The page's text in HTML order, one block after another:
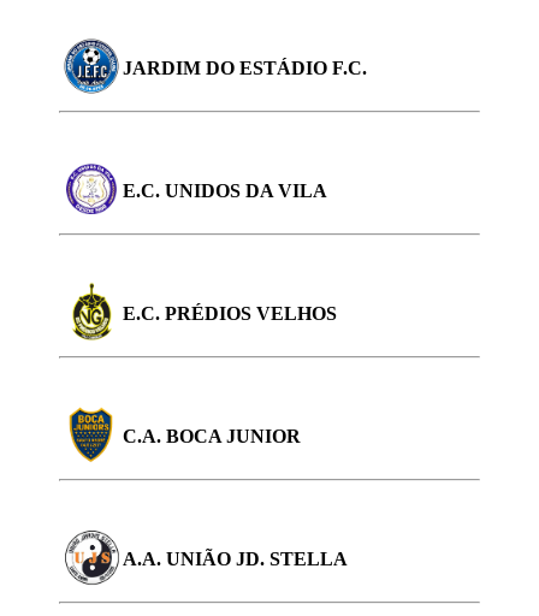
JARDIM DO ESTÁDIO F.C.
E.C. UNIDOS DA VILA
E.C. PRÉDIOS VELHOS
C.A. BOCA JUNIOR
A.A. UNIÃO JD. STELLA